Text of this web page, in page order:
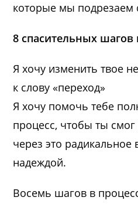
которые мы подрезаем
8 спасительных шагов
Я хочу изменить твое
к слову «переход»
Я хочу помочь тебе
процесс, чтобы ты смог
через это
надеждой.
Восемь шагов в